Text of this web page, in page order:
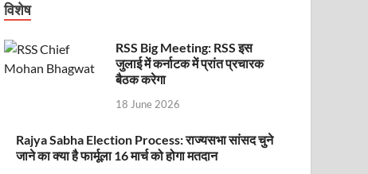
विशेष
RSS Big Meeting: RSS इस
जुलाई में कर्नाटक में प्रांत प्रचारक
बैठक करेगा
18 June 2026
Rajya Sabha Election Process: राज्यसभा सांसद चुने
जाने का क्या है फार्मूला 16 मार्च को होगा मतदान